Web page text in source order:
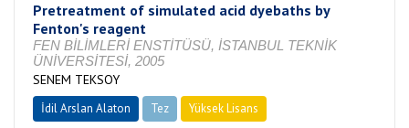
Pretreatment of simulated acid dyebaths by
Fenton's reagent
FEN BİLİMLERİ ENSTİTÜSÜ, İSTANBUL TEKNİK
ÜNİVERSİTESİ, 2005
SENEM TEKSOY
İdil Arslan Alaton Tez Yüksek Lisans